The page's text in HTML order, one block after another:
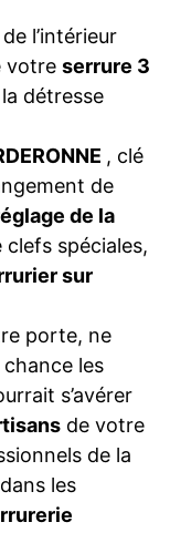
l’intérieur
votre serrure 3
la détresse
, clé
de
de la
spéciales,
sur
porte, ne
les
s’avérer
de votre
de la
les